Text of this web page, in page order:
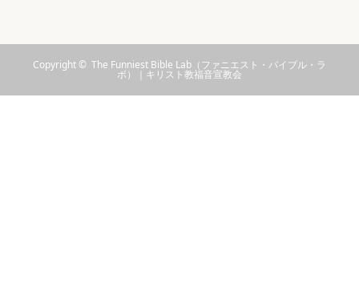
Copyright © The Funniest Bible Lab（ファニエスト・バイブル・ラ
ボ）｜キリスト教福音宣教会